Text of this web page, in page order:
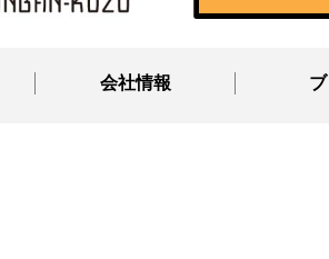
会社情報